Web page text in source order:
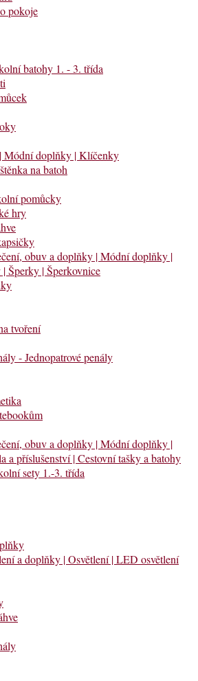
pokoje
batohy 1. - 3. třída
Módní doplňky | Klíčenky
na batoh
pomůcky
hry
obuv a doplňky | Módní doplňky |
Šperky | Šperkovnice
tvoření
- Jednopatrové penály
obuv a doplňky | Módní doplňky |
a příslušenství | Cestovní tašky a batohy
sety 1.-3. třída
a doplňky | Osvětlení | LED osvětlení